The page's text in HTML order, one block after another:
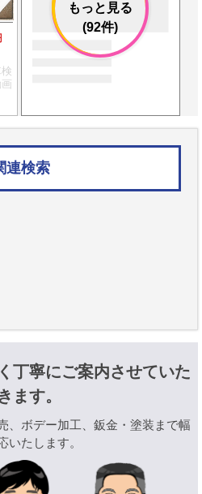
もっと見る
(92件)
連検索
丁寧にご案内させていた
ます。
、ボデー加工、鈑金・塗装まで幅
いたします。